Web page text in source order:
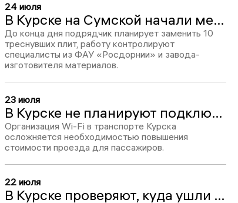
24 июля
В Курске на Сумской начали менять треснувшие плиты на трамвайных путях
До конца дня подрядчик планирует заменить 10
треснувших плит, работу контролируют
специалисты из ФАУ «Росдорнии» и завода-
изготовителя материалов.
23 июля
В Курске не планируют подключать Wi‑Fi в общественном транспорте
Организация Wi-Fi в транспорте Курска
осложняется необходимостью повышения
стоимости проезда для пассажиров.
22 июля
В Курске проверяют, куда ушли 82 млн рублей от продажи трамвайных рельсов